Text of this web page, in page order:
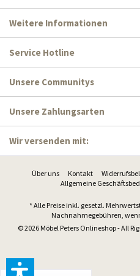
Weitere Informationen
Service Hotline
Unsere Communitys
Unsere Zahlungsarten
Wir versenden mit:
Über uns Kontakt
Allgemeine
* Alle Preise inkl. gesetzl.
Nachnahmegebühren,
© 2026 Möbel Peters Onlineshop - All